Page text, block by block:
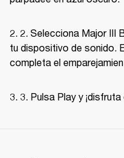
2. 2. Selecciona Major
tu dispositivo de sonido.
completa el
3. 3. Pulsa Play y